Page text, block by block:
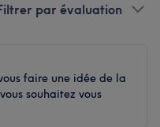
par évaluation
faire une idée de la
souhaitez vous